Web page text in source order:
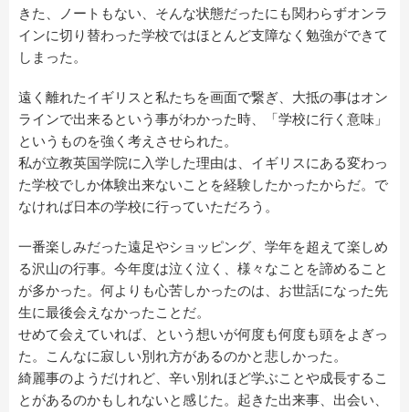
きた、ノートもない、そんな状態だったにも関わらずオンラ
インに切り替わった学校ではほとんど支障なく勉強ができて
しまった。
遠く離れたイギリスと私たちを画面で繋ぎ、大抵の事はオン
ラインで出来るという事がわかった時、「学校に行く意味」
というものを強く考えさせられた。
私が立教英国学院に入学した理由は、イギリスにある変わっ
た学校でしか体験出来ないことを経験したかったからだ。で
なければ日本の学校に行っていただろう。
一番楽しみだった遠足やショッピング、学年を超えて楽しめ
る沢山の行事。今年度は泣く泣く、様々なことを諦めること
が多かった。何よりも心苦しかったのは、お世話になった先
生に最後会えなかったことだ。
せめて会えていれば、という想いが何度も何度も頭をよぎっ
た。こんなに寂しい別れ方があるのかと悲しかった。
綺麗事のようだけれど、辛い別れほど学ぶことや成長するこ
とがあるのかもしれないと感じた。起きた出来事、出会い、